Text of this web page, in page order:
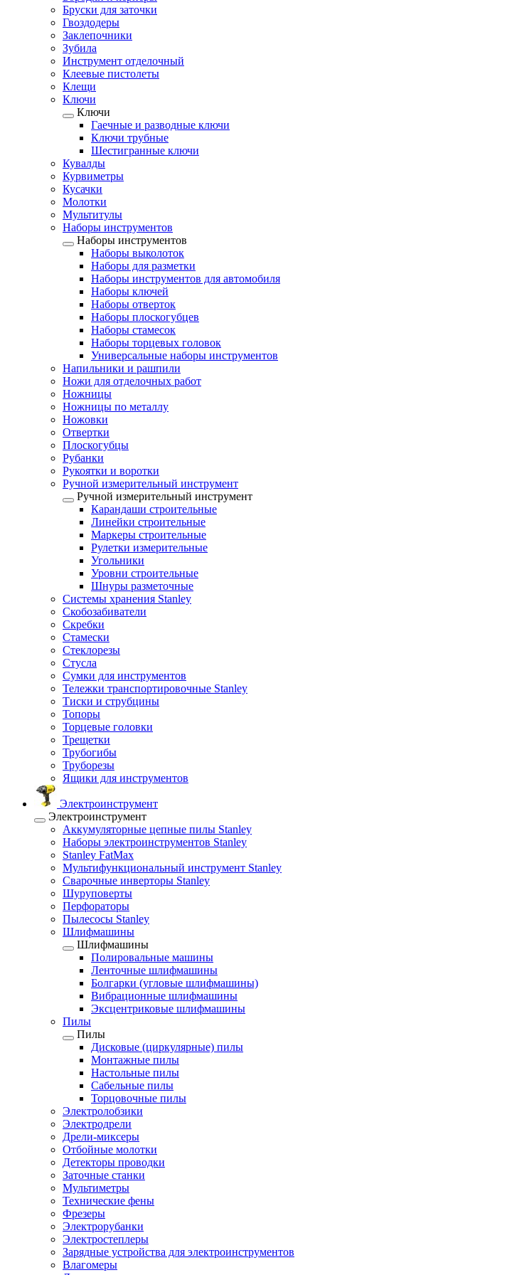
Бруски для заточки
Гвоздодеры
Заклепочники
Зубила
Инструмент отделочный
Клеевые пистолеты
Клещи
Ключи
Ключи
Гаечные и разводные ключи
Ключи трубные
Шестигранные ключи
Кувалды
Курвиметры
Кусачки
Молотки
Мультитулы
Наборы инструментов
Наборы инструментов
Наборы выколоток
Наборы для разметки
Наборы инструментов для автомобиля
Наборы ключей
Наборы отверток
Наборы плоскогубцев
Наборы стамесок
Наборы торцевых головок
Универсальные наборы инструментов
Напильники и рашпили
Ножи для отделочных работ
Ножницы
Ножницы по металлу
Ножовки
Отвертки
Плоскогубцы
Рубанки
Рукоятки и воротки
Ручной измерительный инструмент
Ручной измерительный инструмент
Карандаши строительные
Линейки строительные
Маркеры строительные
Рулетки измерительные
Угольники
Уровни строительные
Шнуры разметочные
Системы хранения Stanley
Скобозабиватели
Скребки
Стамески
Стеклорезы
Стусла
Сумки для инструментов
Тележки транспортировочные Stanley
Тиски и струбцины
Топоры
Торцевые головки
Трещетки
Трубогибы
Труборезы
Ящики для инструментов
Электроинструмент
Электроинструмент
Аккумуляторные цепные пилы Stanley
Наборы электроинструментов Stanley
Stanley FatMax
Мультифункциональный инструмент Stanley
Сварочные инверторы Stanley
Шуруповерты
Перфораторы
Пылесосы Stanley
Шлифмашины
Шлифмашины
Полировальные машины
Ленточные шлифмашины
Болгарки (угловые шлифмашины)
Вибрационные шлифмашины
Эксцентриковые шлифмашины
Пилы
Пилы
Дисковые (циркулярные) пилы
Монтажные пилы
Настольные пилы
Сабельные пилы
Торцовочные пилы
Электролобзики
Электродрели
Дрели-миксеры
Отбойные молотки
Детекторы проводки
Заточные станки
Мультиметры
Технические фены
Фрезеры
Электрорубанки
Электростеплеры
Зарядные устройства для электроинструментов
Влагомеры